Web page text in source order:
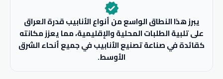
verified
يبرز هذا النطاق الواسع من أنواع الأنابيب قدرة العراق
على تلبية الطلبات المحلية والإقليمية، مما يعزز مكانته
كقائدة في صناعة تصنيع الأنابيب في جميع أنحاء الشرق
الأوسط.